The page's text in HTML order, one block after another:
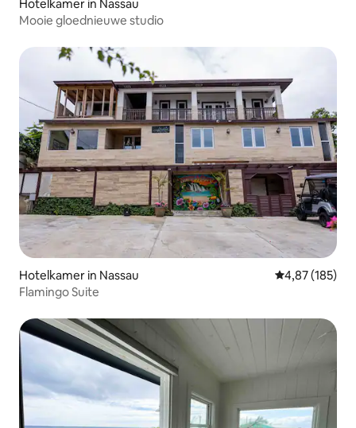
Hotelkamer in Nassau
Mooie gloednieuwe studio
Hotelkamer in Nassau Gemiddelde
4,87 (185)
Flamingo Suite